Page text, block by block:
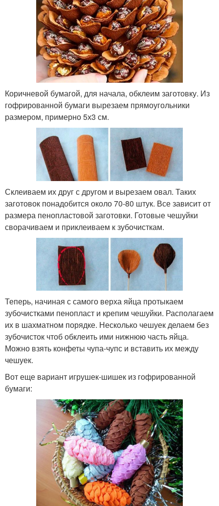
Коричневой бумагой, для начала, обклеим заготовку. Из
гофрированной бумаги вырезаем прямоугольники
размером, примерно 5х3 см.
Склеиваем их друг с другом и вырезаем овал. Таких
заготовок понадобится около 70-80 штук. Все зависит от
размера пенопластовой заготовки. Готовые чешуйки
сворачиваем и приклеиваем к зубочисткам.
Теперь, начиная с самого верха яйца протыкаем
зубочистками пенопласт и крепим чешуйки. Располагаем
их в шахматном порядке. Несколько чешуек делаем без
зубочисток чтоб обклеить ими нижнюю часть яйца.
Можно взять конфеты чупа-чупс и вставить их между
чешуек.
Вот еще вариант игрушек-шишек из гофрированной
бумаги: